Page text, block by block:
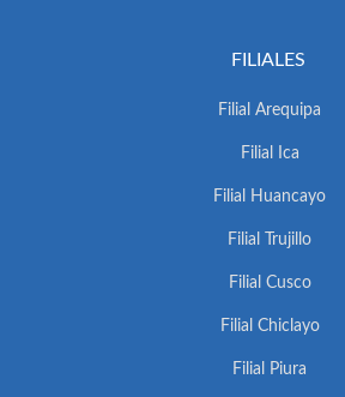
FILIALES
Filial Arequipa
Filial Ica
Filial Huancayo
Filial Trujillo
Filial Cusco
Filial Chiclayo
Filial Piura